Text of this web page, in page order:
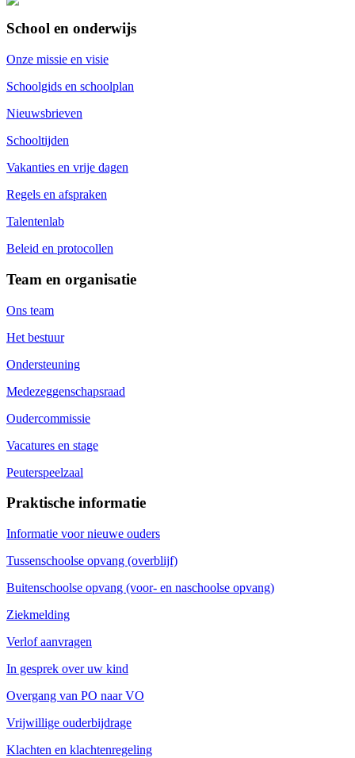
School en onderwijs
Onze missie en visie
Schoolgids en schoolplan
Nieuwsbrieven
Schooltijden
Vakanties en vrije dagen
Regels en afspraken
Talentenlab
Beleid en protocollen
Team en organisatie
Ons team
Het bestuur
Ondersteuning
Medezeggenschapsraad
Oudercommissie
Vacatures en stage
Peuterspeelzaal
Praktische informatie
Informatie voor nieuwe ouders
Tussenschoolse opvang (overblijf)
Buitenschoolse opvang (voor- en naschoolse opvang)
Ziekmelding
Verlof aanvragen
In gesprek over uw kind
Overgang van PO naar VO
Vrijwillige ouderbijdrage
Klachten en klachtenregeling